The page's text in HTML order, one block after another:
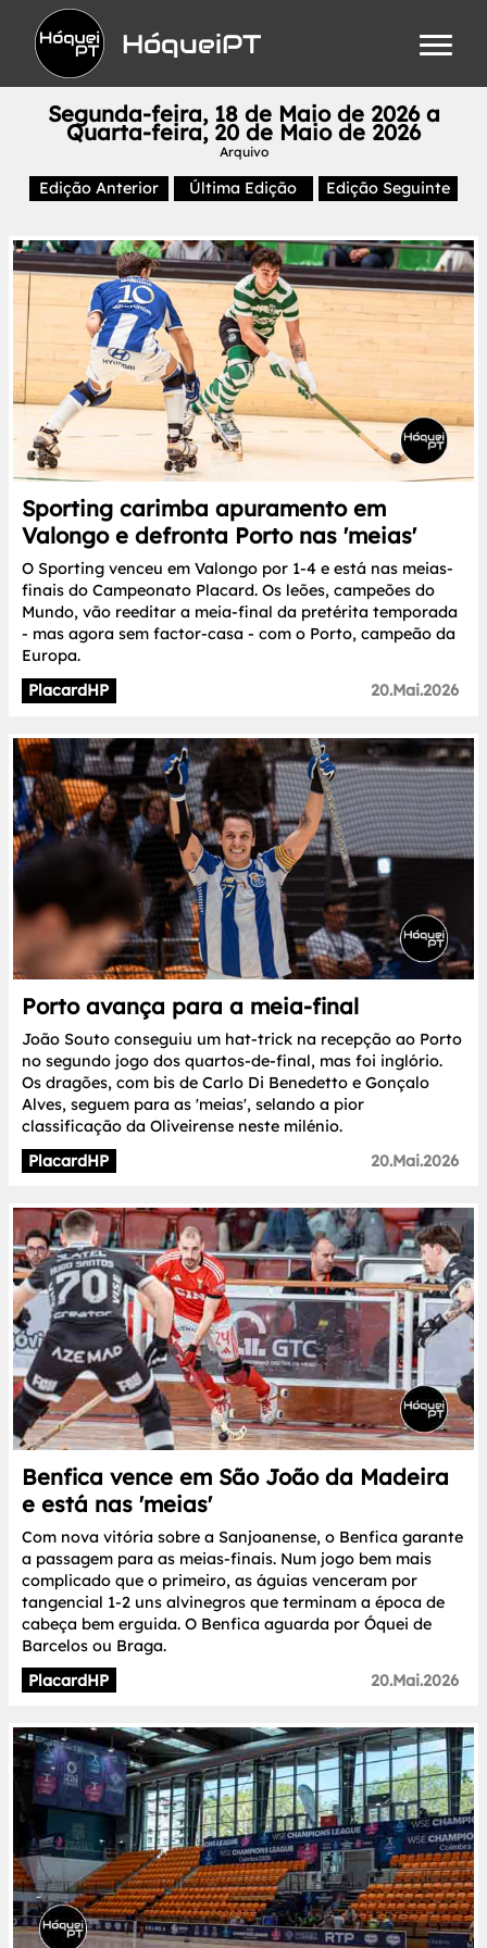
HóqueiPT
Segunda-feira, 18 de Maio de 2026 a
Quarta-feira, 20 de Maio de 2026
Arquivo
Edição Anterior Última Edição Edição Seguinte
Sporting carimba apuramento em
Valongo e defronta Porto nas 'meias'
O Sporting venceu em Valongo por 1-4 e está nas meias-
finais do Campeonato Placard. Os leões, campeões do
Mundo, vão reeditar a meia-final da pretérita temporada
- mas agora sem factor-casa - com o Porto, campeão da
Europa.
PlacardHP
20.Mai.2026
Porto avança para a meia-final
João Souto conseguiu um hat-trick na recepção ao Porto
no segundo jogo dos quartos-de-final, mas foi inglório.
Os dragões, com bis de Carlo Di Benedetto e Gonçalo
Alves, seguem para as 'meias', selando a pior
classificação da Oliveirense neste milénio.
PlacardHP
20.Mai.2026
Benfica vence em São João da Madeira
e está nas 'meias'
Com nova vitória sobre a Sanjoanense, o Benfica garante
a passagem para as meias-finais. Num jogo bem mais
complicado que o primeiro, as águias venceram por
tangencial 1-2 uns alvinegros que terminam a época de
cabeça bem erguida. O Benfica aguarda por Óquei de
Barcelos ou Braga.
PlacardHP
20.Mai.2026